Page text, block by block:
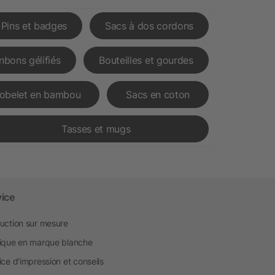
Pins et badges Sacs à dos cordons
gélifiés Bouteilles et gourdes
en bambou Sacs en coton
Tasses et mugs
sur mesure
en marque blanche
d'impression et conseils